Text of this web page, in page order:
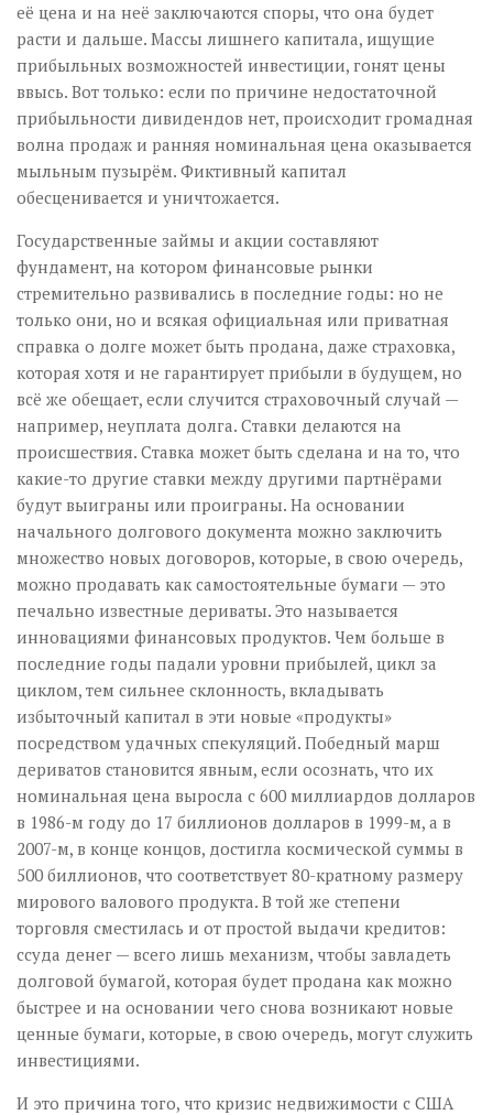
её цена и на неё заключаются споры, что она будет
расти и дальше. Массы лишнего капитала, ищущие
прибыльных возможностей инвестиции, гонят цены
ввысь. Вот только: если по причине недостаточной
прибыльности дивидендов нет, происходит громадная
волна продаж и ранняя номинальная цена оказывается
мыльным пузырём. Фиктивный капитал
обесценивается и уничтожается.
Государственные займы и акции составляют
фундамент, на котором финансовые рынки
стремительно развивались в последние годы: но не
только они, но и всякая официальная или приватная
справка о долге может быть продана, даже страховка,
которая хотя и не гарантирует прибыли в будущем, но
всё же обещает, если случится страховочный случай —
например, неуплата долга. Ставки делаются на
происшествия. Ставка может быть сделана и на то, что
какие-то другие ставки между другими партнёрами
будут выиграны или проиграны. На основании
начального долгового документа можно заключить
множество новых договоров, которые, в свою очередь,
можно продавать как самостоятельные бумаги — это
печально известные дериваты. Это называется
инновациями финансовых продуктов. Чем больше в
последние годы падали уровни прибылей, цикл за
циклом, тем сильнее склонность, вкладывать
избыточный капитал в эти новые «продукты»
посредством удачных спекуляций. Победный марш
дериватов становится явным, если осознать, что их
номинальная цена выросла с 600 миллиардов долларов
в 1986-м году до 17 биллионов долларов в 1999-м, а в
2007-м, в конце концов, достигла космической суммы в
500 биллионов, что соответствует 80-кратному размеру
мирового валового продукта. В той же степени
торговля сместилась и от простой выдачи кредитов:
ссуда денег — всего лишь механизм, чтобы завладеть
долговой бумагой, которая будет продана как можно
быстрее и на основании чего снова возникают новые
ценные бумаги, которые, в свою очередь, могут служить
инвестициями.
И это причина того, что кризис недвижимости с США